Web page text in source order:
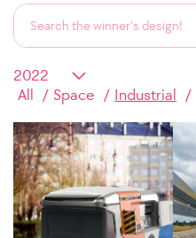
All Space Industrial